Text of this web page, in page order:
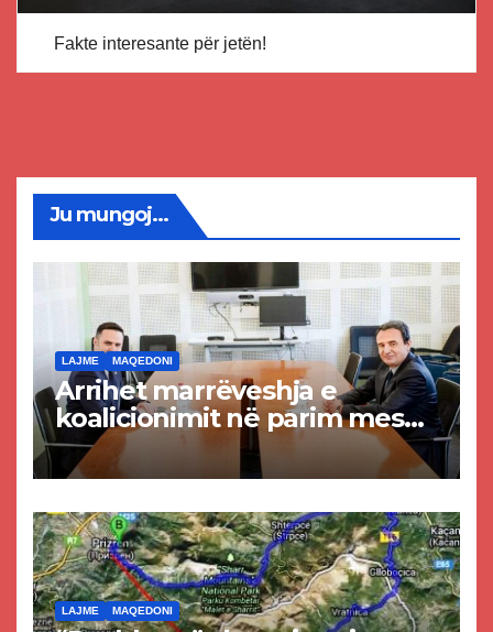
Fakte interesante për jetën!
Ju mungoj...
LAJME MAQEDONI
Arrihet marrëveshja e
koalicionimit në parim mes
Kurtit dhe Abdixhikut
LAJME MAQEDONI